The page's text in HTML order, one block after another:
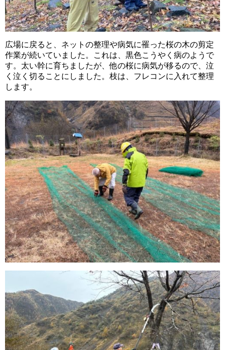
広場に戻ると、ネットの整理や病気に罹った桜の木の剪定
作業が続いていました。これは、黒色こうやく病のようで
す。太い幹に育ちましたが、他の桜に病気が移るので、泣
く泣く切ることにしました。枝は、フレコンに入れて整理
します。